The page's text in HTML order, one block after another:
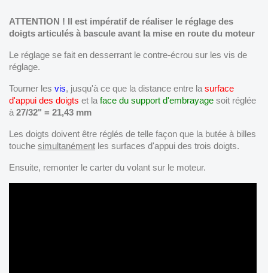
ATTENTION ! Il est impératif de réaliser le réglage des
doigts articulés à bascule avant la mise en route du moteur
Le réglage se fait en desserrant le contre-écrou sur les vis de
réglage.
Tourner les vis, jusqu'à ce que la distance entre la surface
d'appui des doigts et la face du support d'embrayage soit réglée
à 27/32" = 21,43 mm
Les doigts doivent être réglés de telle façon que la butée à billes
touche simultanément les surfaces d'appui des trois doigts.
Ensuite, remonter le carter du volant sur le moteur.